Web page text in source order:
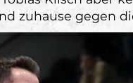
zuhause gegen